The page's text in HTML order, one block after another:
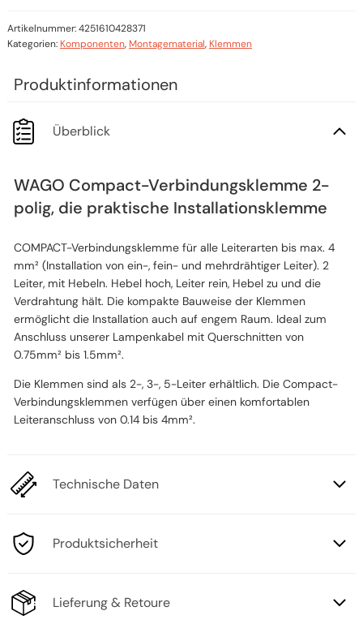
Artikelnummer:4251610428371
Kategorien: Komponenten, Montagematerial, Klemmen
Überblick
WAGO Compact-Verbindungsklemme 2-
polig, die praktische Installationsklemme
COMPACT-Verbindungsklemme für alle Leiterarten bis max. 4
mm² (Installation von ein-, fein- und mehrdrähtiger Leiter). 2
Leiter, mit Hebeln. Hebel hoch, Leiter rein, Hebel zu und die
Verdrahtung hält. Die kompakte Bauweise der Klemmen
ermöglicht die Installation auch auf engem Raum. Ideal zum
Anschluss unserer Lampenkabel mit Querschnitten von
0.75mm² bis 1.5mm².
Die Klemmen sind als 2-, 3-, 5-Leiter erhältlich. Die Compact-
Verbindungsklemmen verfügen über einen komfortablen
Leiteranschluss von 0.14 bis 4mm².
Technische Daten
Produktsicherheit
Lieferung & Retoure